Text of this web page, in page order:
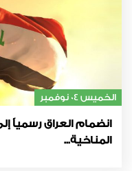
الخميس 04 نوفمبر
انضمام العراق رسمياً
المناخية...